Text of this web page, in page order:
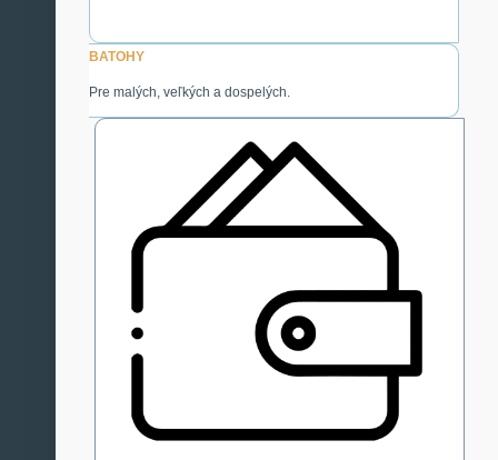
BATOHY
Pre malých, veľkých a dospelých.